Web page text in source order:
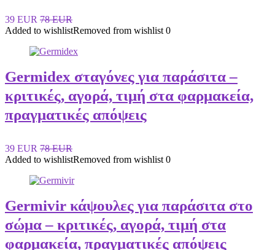
39 EUR 78 EUR
Added to wishlistRemoved from wishlist 0
Germidex σταγόνες για παράσιτα –
κριτικές, αγορά, τιμή στα φαρμακεία,
πραγματικές απόψεις
39 EUR 78 EUR
Added to wishlistRemoved from wishlist 0
Germivir κάψουλες για παράσιτα στο
σώμα – κριτικές, αγορά, τιμή στα
φαρμακεία, πραγματικές απόψεις